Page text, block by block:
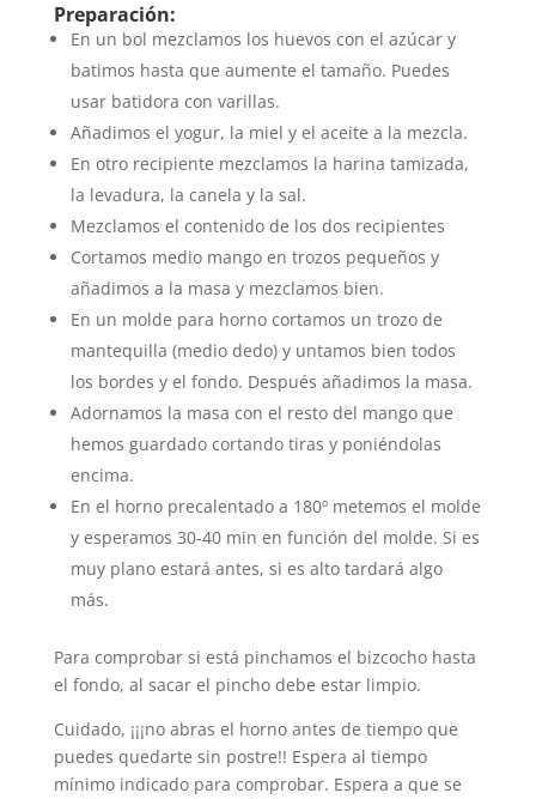
Preparación:
En un bol mezclamos los huevos con el azúcar y
batimos hasta que aumente el tamaño. Puedes
usar batidora con varillas.
Añadimos el yogur, la miel y el aceite a la mezcla.
En otro recipiente mezclamos la harina tamizada,
la levadura, la canela y la sal.
Mezclamos el contenido de los dos recipientes
Cortamos medio mango en trozos pequeños y
añadimos a la masa y mezclamos bien.
En un molde para horno cortamos un trozo de
mantequilla (medio dedo) y untamos bien todos
los bordes y el fondo. Después añadimos la masa.
Adornamos la masa con el resto del mango que
hemos guardado cortando tiras y poniéndolas
encima.
En el horno precalentado a 180º metemos el molde
y esperamos 30-40 min en función del molde. Si es
muy plano estará antes, si es alto tardará algo
más.
Para comprobar si está pinchamos el bizcocho hasta
el fondo, al sacar el pincho debe estar limpio.
Cuidado, ¡¡¡no abras el horno antes de tiempo que
puedes quedarte sin postre!! Espera al tiempo
mínimo indicado para comprobar. Espera a que se